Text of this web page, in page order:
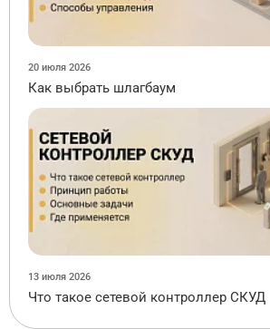
20 июля 2026
Как выбрать шлагбаум
13 июля 2026
Что такое сетевой контроллер СКУД